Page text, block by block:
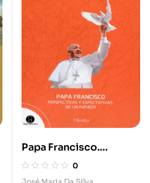
Papa Francisco.
Perspectivas Y
Expectativas De Un
0